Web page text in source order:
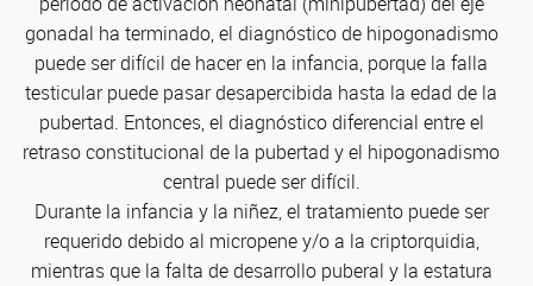
gonadal ha terminado, el diagnóstico de hipogonadismo
puede ser difícil de hacer en la infancia, porque la falla
testicular puede pasar desapercibida hasta la edad de la
pubertad. Entonces, el diagnóstico diferencial entre el
retraso constitucional de la pubertad y el hipogonadismo
central puede ser difícil.
Durante la infancia y la niñez, el tratamiento puede ser
requerido debido al micropene y/o a la criptorquidia,
mientras que la falta de desarrollo puberal y la estatura